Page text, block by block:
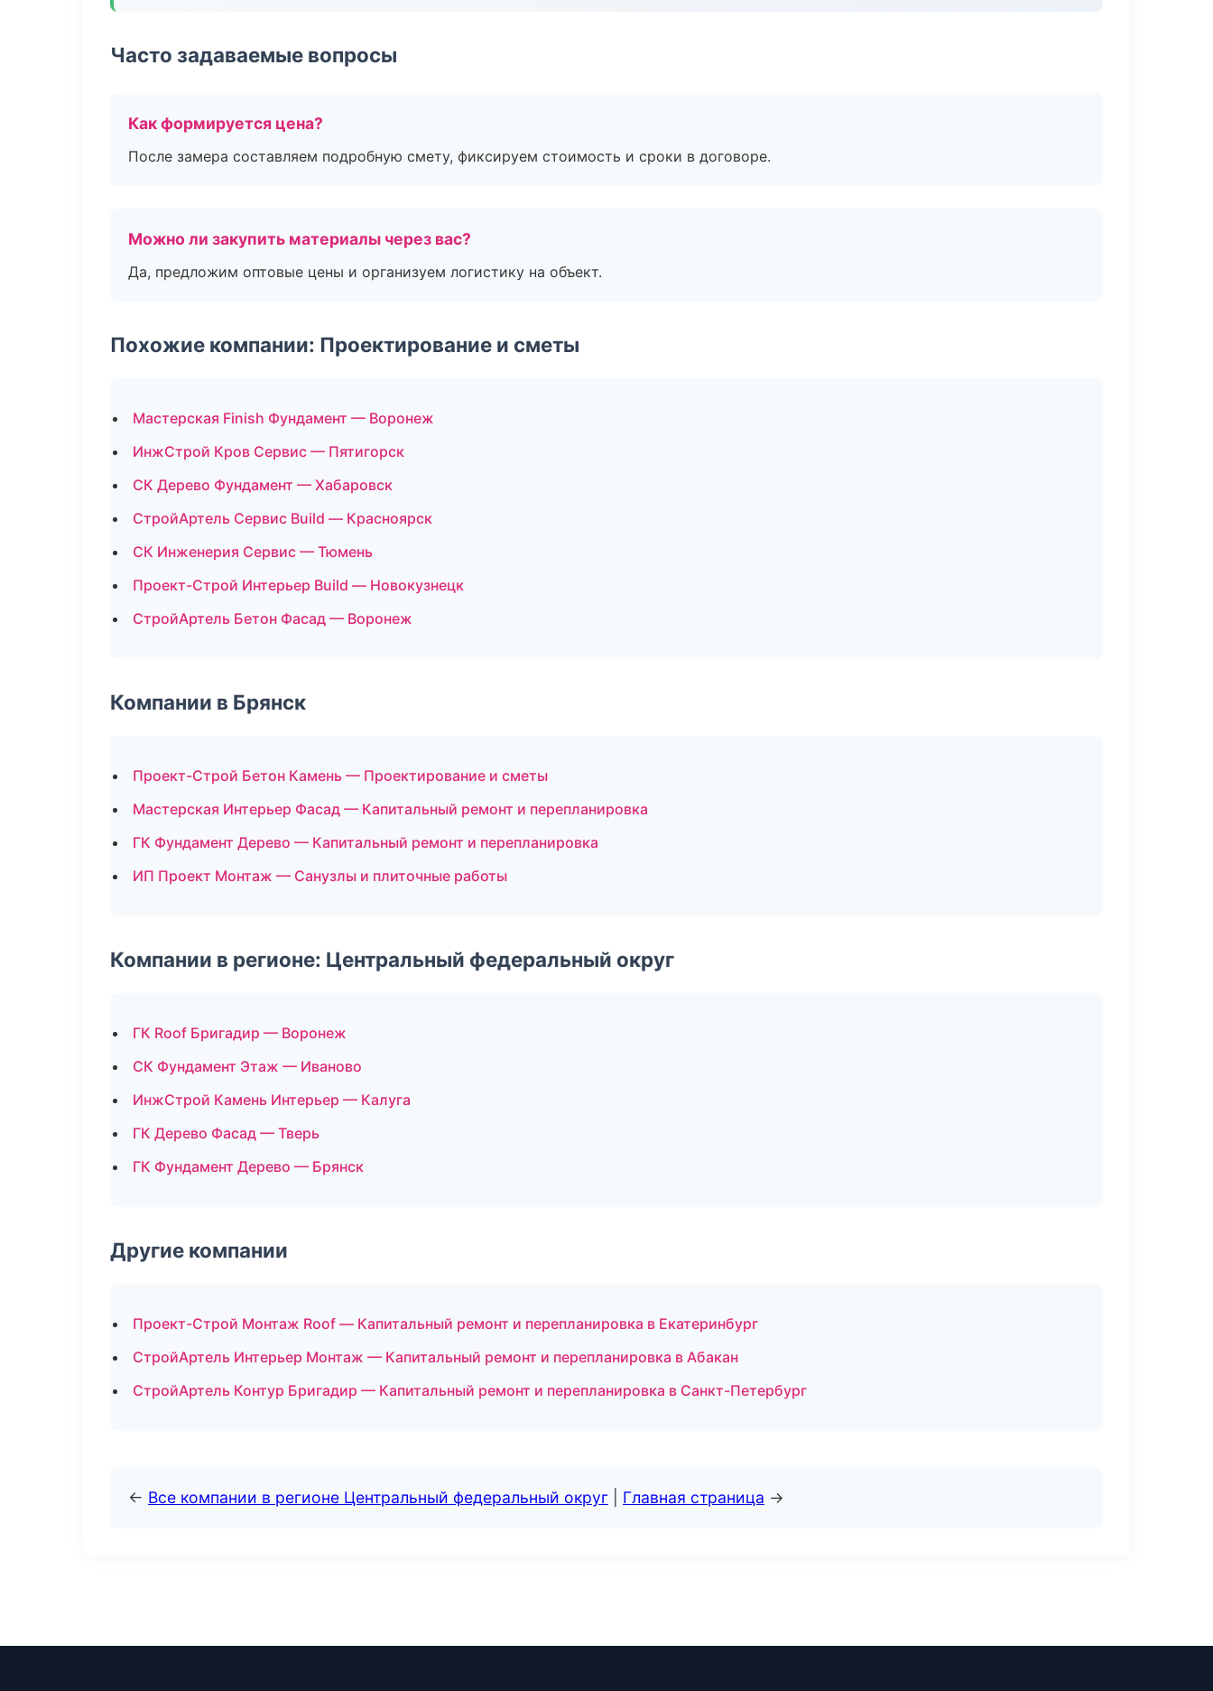
Часто задаваемые вопросы
Как формируется цена?
После замера составляем подробную смету, фиксируем стоимость и сроки в договоре.
Можно ли закупить материалы через вас?
Да, предложим оптовые цены и организуем логистику на объект.
Похожие компании: Проектирование и сметы
Мастерская Finish Фундамент — Воронеж
ИнжСтрой Кров Сервис — Пятигорск
СК Дерево Фундамент — Хабаровск
СтройАртель Сервис Build — Красноярск
СК Инженерия Сервис — Тюмень
Проект-Строй Интерьер Build — Новокузнецк
СтройАртель Бетон Фасад — Воронеж
Компании в Брянск
Проект-Строй Бетон Камень — Проектирование и сметы
Мастерская Интерьер Фасад — Капитальный ремонт и перепланировка
ГК Фундамент Дерево — Капитальный ремонт и перепланировка
ИП Проект Монтаж — Санузлы и плиточные работы
Компании в регионе: Центральный федеральный округ
ГК Roof Бригадир — Воронеж
СК Фундамент Этаж — Иваново
ИнжСтрой Камень Интерьер — Калуга
ГК Дерево Фасад — Тверь
ГК Фундамент Дерево — Брянск
Другие компании
Проект-Строй Монтаж Roof — Капитальный ремонт и перепланировка в Екатеринбург
СтройАртель Интерьер Монтаж — Капитальный ремонт и перепланировка в Абакан
СтройАртель Контур Бригадир — Капитальный ремонт и перепланировка в Санкт-Петербург
← Все компании в регионе Центральный федеральный округ Главная страница →